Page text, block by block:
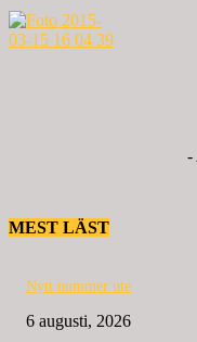
-
MEST LÄST
Nytt nummer ute
6 augusti, 2026